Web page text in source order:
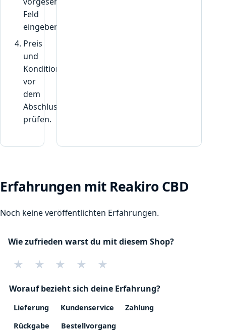
Feld
eingeben.
Preis
und
Konditionen
vor
dem
Abschluss
prüfen.
Erfahrungen mit Reakiro CBD
Noch keine veröffentlichten Erfahrungen.
Wie zufrieden warst du mit diesem Shop?
★ ★ ★ ★ ★
Worauf bezieht sich deine Erfahrung?
Lieferung Kundenservice
Zahlung
Rückgabe
Bestellvorgang